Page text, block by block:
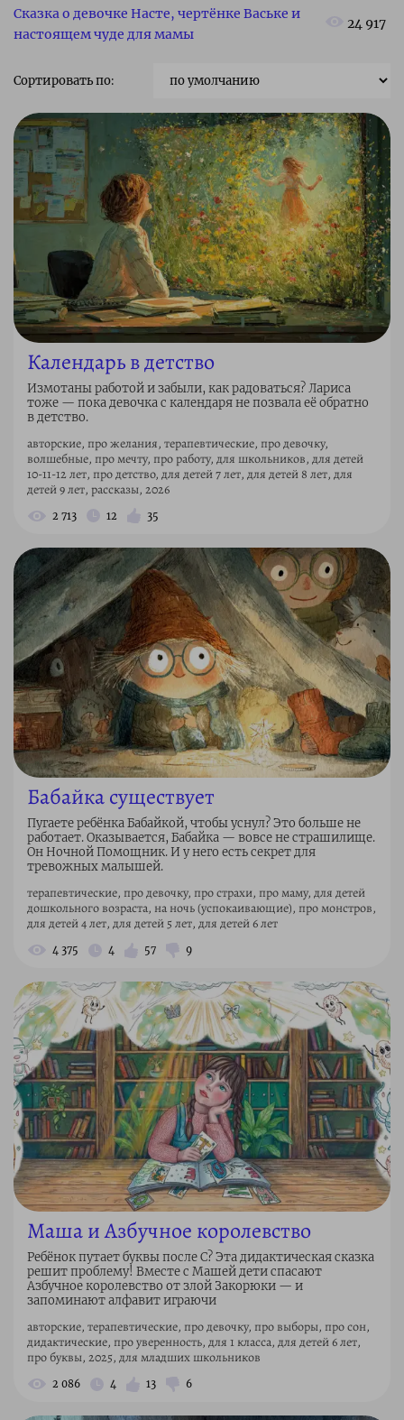
Сказка о девочке Насте, чертёнке Ваське и
настоящем чуде для мамы
24 917
Сортировать по:
Календарь в детство
Измотаны работой и забыли, как радоваться? Лариса
тоже — пока девочка с календаря не позвала её обратно
в детство.
авторские, про желания, терапевтические, про девочку,
волшебные, про мечту, про работу, для школьников, для детей
10-11-12 лет, про детство, для детей 7 лет, для детей 8 лет, для
детей 9 лет, рассказы, 2026
2 713 12 35
Бабайка существует
Пугаете ребёнка Бабайкой, чтобы уснул? Это больше не
работает. Оказывается, Бабайка — вовсе не страшилище.
Он Ночной Помощник. И у него есть секрет для
тревожных малышей.
терапевтические, про девочку, про страхи, про маму, для детей
дошкольного возраста, на ночь (успокаивающие), про монстров,
для детей 4 лет, для детей 5 лет, для детей 6 лет
4 375 4 57 9
Маша и Азбучное королевство
Ребёнок путает буквы после С? Эта дидактическая сказка
решит проблему! Вместе с Машей дети спасают
Азбучное королевство от злой Закорюки — и
запоминают алфавит играючи
авторские, терапевтические, про девочку, про выборы, про сон,
дидактические, про уверенность, для 1 класса, для детей 6 лет,
про буквы, 2025, для младших школьников
2 086 4 13 6